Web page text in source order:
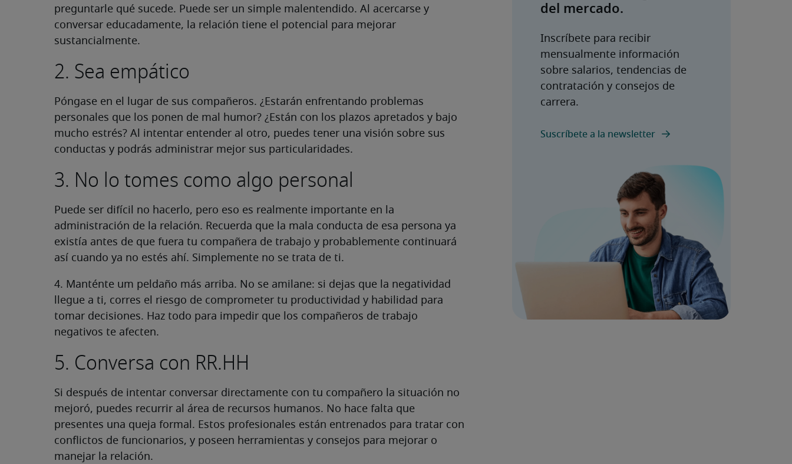
preguntarle qué sucede. Puede ser un simple malentendido. Al acercarse y
conversar educadamente, la relación tiene el potencial para mejorar
sustancialmente.
2. Sea empático
Póngase en el lugar de sus compañeros. ¿Estarán enfrentando problemas
personales que los ponen de mal humor? ¿Están con los plazos apretados y bajo
mucho estrés? Al intentar entender al otro, puedes tener una visión sobre sus
conductas y podrás administrar mejor sus particularidades.
3. No lo tomes como algo personal
Puede ser difícil no hacerlo, pero eso es realmente importante en la
administración de la relación. Recuerda que la mala conducta de esa persona ya
existía antes de que fuera tu compañera de trabajo y probablemente continuará
así cuando ya no estés ahí. Simplemente no se trata de ti.
4. Manténte um peldaño más arriba. No se amilane: si dejas que la negatividad
llegue a ti, corres el riesgo de comprometer tu productividad y habilidad para
tomar decisiones. Haz todo para impedir que los compañeros de trabajo
negativos te afecten.
5. Conversa con RR.HH
Si después de intentar conversar directamente con tu compañero la situación no
mejoró, puedes recurrir al área de recursos humanos. No hace falta que
presentes una queja formal. Estos profesionales están entrenados para tratar con
conflictos de funcionarios, y poseen herramientas y consejos para mejorar o
manejar la relación.